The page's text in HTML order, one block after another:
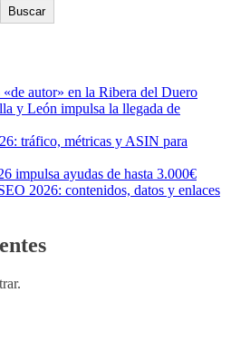
Buscar
autor» en la Ribera del Duero
y León impulsa la llegada de
tráfico, métricas y ASIN para
impulsa ayudas de hasta 3.000€
2026: contenidos, datos y enlaces